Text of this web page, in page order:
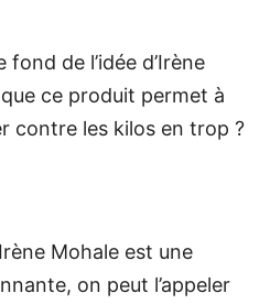
de l’idée d’Irène
ce produit permet à
contre les kilos en trop ?
Mohale est une
on peut l’appeler